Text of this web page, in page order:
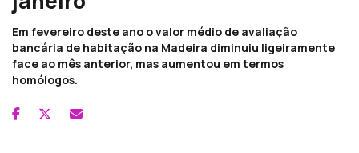
Em fevereiro deste ano o valor médio de avaliação
bancária de habitação na Madeira diminuiu ligeiramente
face ao mês anterior, mas aumentou em termos
homólogos.